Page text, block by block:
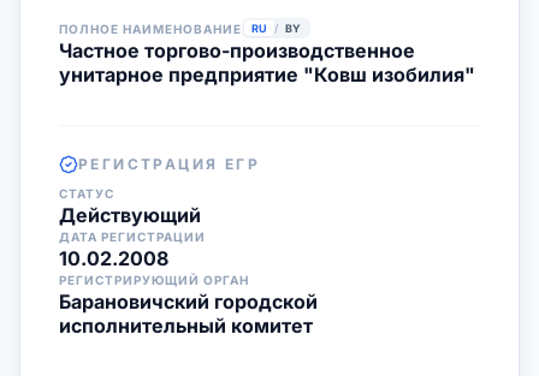
ПОЛНОЕ НАИМЕНОВАНИЕ RU / BY
Частное торгово-производственное
унитарное предприятие "Ковш изобилия"
РЕГИСТРАЦИЯ ЕГР
СТАТУС
Действующий
ДАТА РЕГИСТРАЦИИ
10.02.2008
РЕГИСТРИРУЮЩИЙ ОРГАН
Барановичский городской
исполнительный комитет